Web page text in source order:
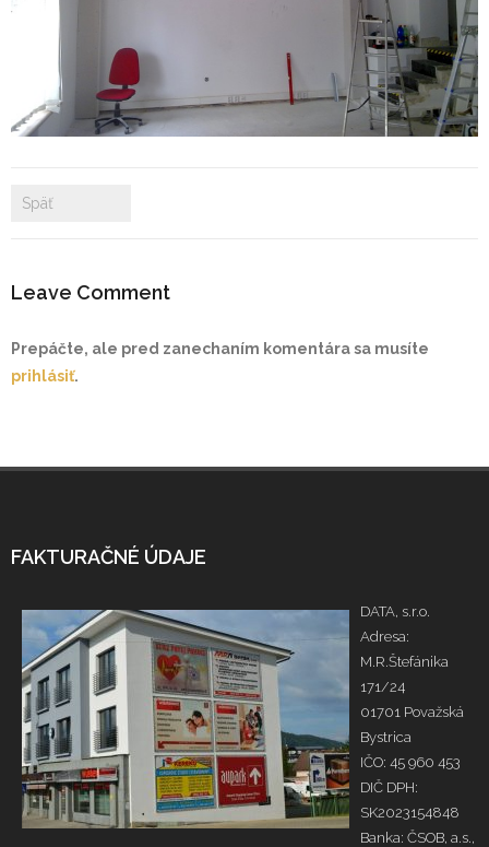
- Zámkové dlažby
- Rekonštrukcie bytových a nebytových priestorov
- Plastové okná a dvere
Referencie
Späť
Leave Comment
Prepáčte, ale pred zanechaním komentára sa musíte
prihlásiť.
FAKTURAČNÉ ÚDAJE
DATA, s.r.o.
Adresa:
M.R.Štefánika
171/24
01701 Považská
Bystrica
IČO: 45 960 453
DIČ DPH:
SK2023154848
Banka: ČSOB, a.s.,